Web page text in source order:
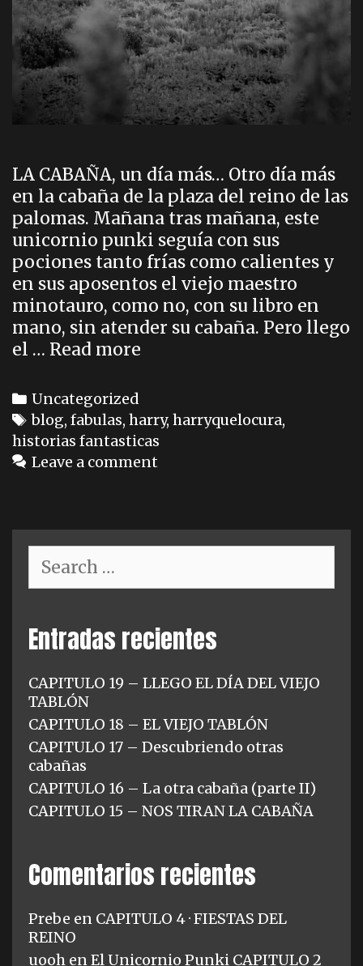
LA CABAÑA, un día más… Otro día más
en la cabaña de la plaza del reino de las
palomas. Mañana tras mañana, este
unicornio punki seguía con sus
pociones tanto frías como calientes y
en sus aposentos el viejo maestro
minotauro, como no, con su libro en
mano, sin atender su cabaña. Pero llego
el … Read more
LA
CABAÑA-
Categories
Uncategorized
Tags
blog, fabulas, harry, harryquelocura,
historias fantasticas
Leave a comment
for:
Entradas recientes
CAPITULO 19 – LLEGO EL DÍA DEL VIEJO
TABLÓN
CAPITULO 18 – EL VIEJO TABLÓN
CAPITULO 17 – Descubriendo otras
cabañas
CAPITULO 16 – La otra cabaña (parte II)
CAPITULO 15 – NOS TIRAN LA CABAÑA
Comentarios recientes
Prebe en CAPITULO 4 · FIESTAS DEL
REINO
uooh enEl Unicornio Punki CAPITULO 2